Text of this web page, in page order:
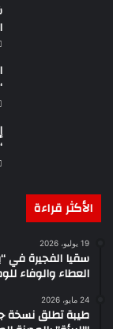
الأكثر قراءة
19 يوليو، 2026
سقيا الفجيرة في
العطاء والوفاء
24 مايو، 2026
طيبة تطلق نسخة